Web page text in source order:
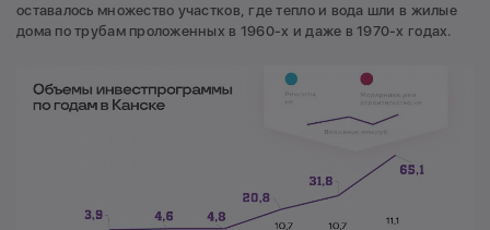
оставалось множество участков, где тепло и вода шли в жилые
дома по трубам проложенных в 1960-х и даже в 1970-х годах.